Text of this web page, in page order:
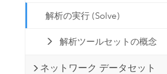
解析の実行 (Solve)
解析ツールセットの概念
ネットワーク データセット